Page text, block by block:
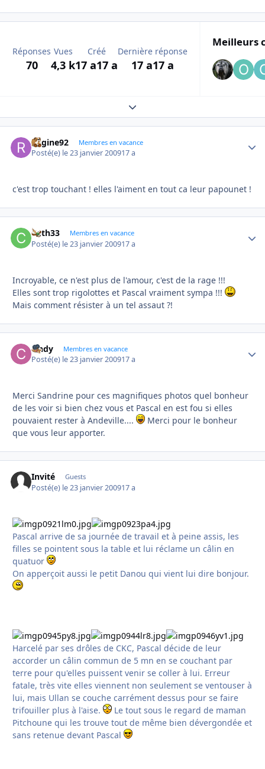
Réponses
70
Vues
4,3 k
Créé
17 a17 a
Dernière réponse
17 a17 a
Meilleurs
Expand topic overview
Regine92 Membres en vacance
Posté(e) le 23 janvier 200917 a
c'est trop touchant ! elles l'aiment en tout ca leur papounet !
Cath33 Membres en vacance
Posté(e) le 23 janvier 200917 a
Incroyable, ce n'est plus de l'amour, c'est de la rage !!!
Elles sont trop rigolottes et Pascal vraiment sympa !!!
Mais comment résister à un tel assaut ?!
cindy Membres en vacance
Posté(e) le 23 janvier 200917 a
Merci Sandrine pour ces magnifiques photos quel bonheur
de les voir si bien chez vous et Pascal en est fou si elles
pouvaient rester à Andeville....
Merci pour le bonheur
que vous leur apporter.
Invité Guests
Posté(e) le 23 janvier 200917 a
Pascal arrive de sa journée de travail et à peine assis, les
filles se pointent sous la table et lui réclame un câlin en
quatuor
On apperçoit aussi le petit Danou qui vient lui dire bonjour.
Harcelé par ses drôles de CKC, Pascal décide de leur
accorder un câlin commun de 5 mn en se couchant par
terre pour qu'elles puissent venir se coller à lui. Erreur
fatale, très vite elles viennent non seulement se ventouser à
lui, mais Ullan se couche carrément dessus pour se faire
trifouiller plus à l'aise.
Le tout sous le regard de maman
Pitchoune qui les trouve tout de même bien dévergondée et
sans retenue devant Pascal